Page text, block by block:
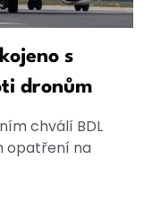
s
dronům
chválí BDL
opatření na